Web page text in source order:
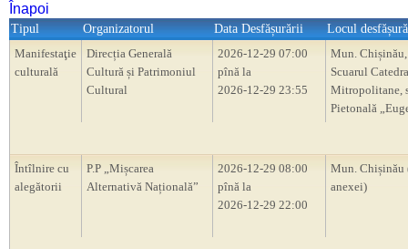
Înapoi
Tipul Organizatorul Data Desfășurării
Locul
Manifestaţie
culturală
Direcția Generală
Cultură și Patrimoniul
Cultural
2026-12-29 07:00
pînă la
2026-12-29 23:55
Mun.
Scuarul
Mitropolitane,
Pietonală
Întîlnire cu
alegătorii
P.P „Mișcarea
Alternativă Națională”
2026-12-29 08:00
pînă la
2026-12-29 22:00
Mun. Chișinău
anexei)